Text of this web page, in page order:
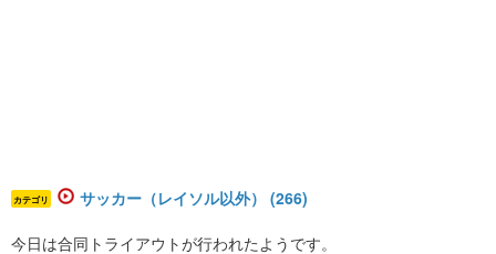
カテゴリ サッカー（レイソル以外） (266)
今日は合同トライアウトが行われたようです。